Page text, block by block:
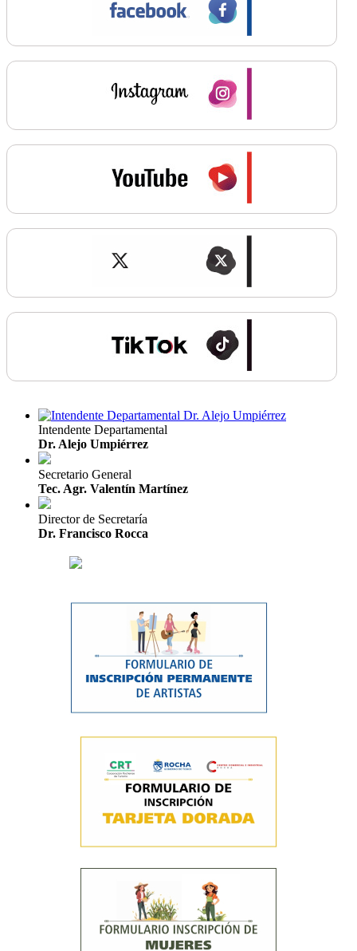
Intendente Departamental
Dr. Alejo Umpiérrez
Secretario General
Tec. Agr. Valentín Martínez
Director de Secretaría
Dr. Francisco Rocca